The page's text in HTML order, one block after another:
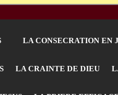
LA CONSECRATION EN
LA CRAINTE DE DIEU